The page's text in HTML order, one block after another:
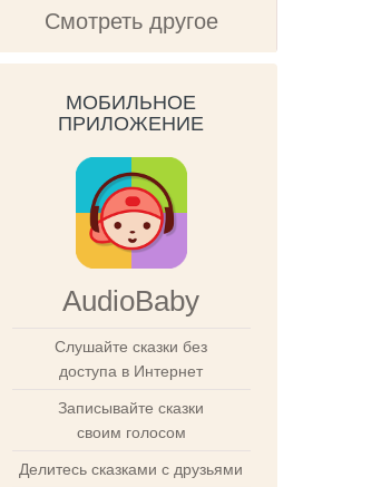
Смотреть другое
МОБИЛЬНОЕ
ПРИЛОЖЕНИЕ
AudioBaby
Слушайте сказки без
доступа в Интернет
Записывайте сказки
своим голосом
Делитесь сказками с друзьями